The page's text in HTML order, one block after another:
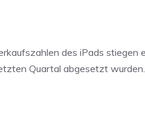
des iPads stiegen
Quartal abgesetzt wurden.